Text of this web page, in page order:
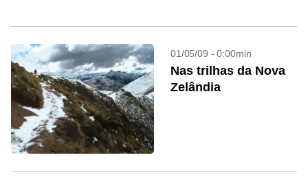
01/05/09 - 0:00min
Nas trilhas da Nova
Zelândia